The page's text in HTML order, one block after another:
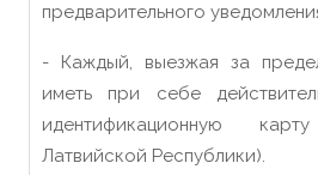
предварительного
- Каждый, выезжая за
иметь при себе
идентификационную
Латвийской Республики).